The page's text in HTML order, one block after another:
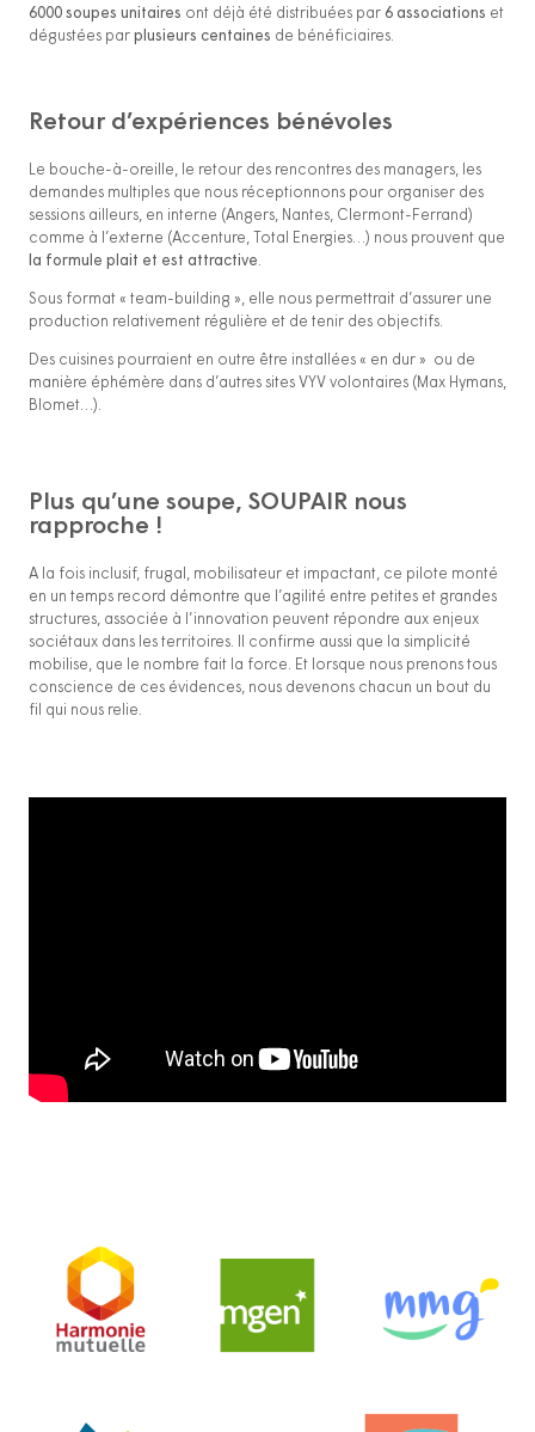
6000 soupes unitaires ont déjà été distribuées par 6 associations et
dégustées par plusieurs centaines de bénéficiaires.
Retour d’expériences bénévoles
Le bouche-à-oreille, le retour des rencontres des managers, les
demandes multiples que nous réceptionnons pour organiser des
sessions ailleurs, en interne (Angers, Nantes, Clermont-Ferrand)
comme à l’externe (Accenture, Total Energies…) nous prouvent que
la formule plait et est attractive.
Sous format « team-building », elle nous permettrait d’assurer une
production relativement régulière et de tenir des objectifs.
Des cuisines pourraient en outre être installées « en dur » ou de
manière éphémère dans d’autres sites VYV volontaires (Max Hymans,
Blomet…).
Plus qu’une soupe, SOUPAIR nous
rapproche !
A la fois inclusif, frugal, mobilisateur et impactant, ce pilote monté
en un temps record démontre que l’agilité entre petites et grandes
structures, associée à l’innovation peuvent répondre aux enjeux
sociétaux dans les territoires. Il confirme aussi que la simplicité
mobilise, que le nombre fait la force. Et lorsque nous prenons tous
conscience de ces évidences, nous devenons chacun un bout du
fil qui nous relie.